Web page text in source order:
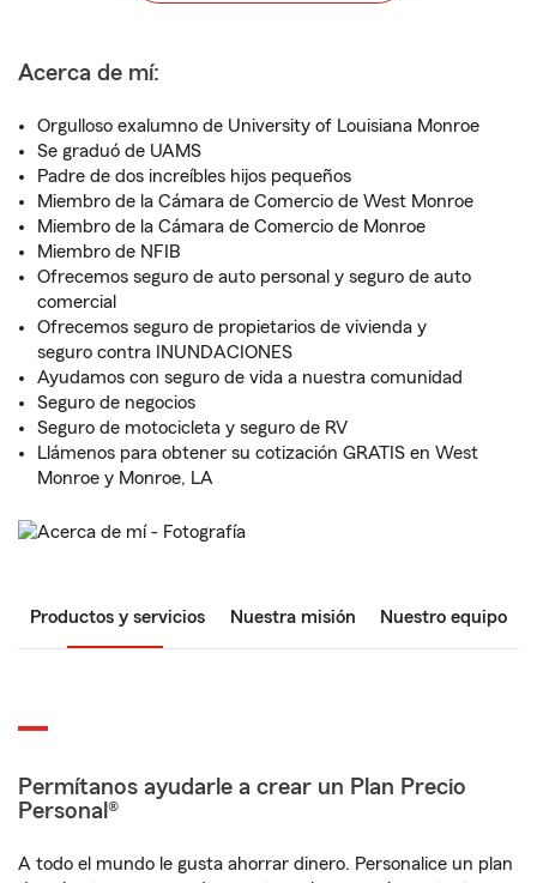
Acerca de mí:
Orgulloso exalumno de University of Louisiana Monroe
Se graduó de UAMS
Padre de dos increíbles hijos pequeños
Miembro de la Cámara de Comercio de West Monroe
Miembro de la Cámara de Comercio de Monroe
Miembro de NFIB
Ofrecemos seguro de auto personal y seguro de auto
comercial
Ofrecemos seguro de propietarios de vivienda y
seguro contra INUNDACIONES
Ayudamos con seguro de vida a nuestra comunidad
Seguro de negocios
Seguro de motocicleta y seguro de RV
Llámenos para obtener su cotización GRATIS en West
Monroe y Monroe, LA
Productos y servicios Nuestra misión Nuestro equipo
Permítanos ayudarle a crear un Plan Precio
Personal®
A todo el mundo le gusta ahorrar dinero. Personalice un plan